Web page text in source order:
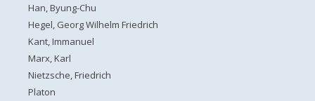
Han, Byung-Chu
Hegel, Georg Wilhelm Friedrich
Kant, Immanuel
Marx, Karl
Nietzsche, Friedrich
Platon